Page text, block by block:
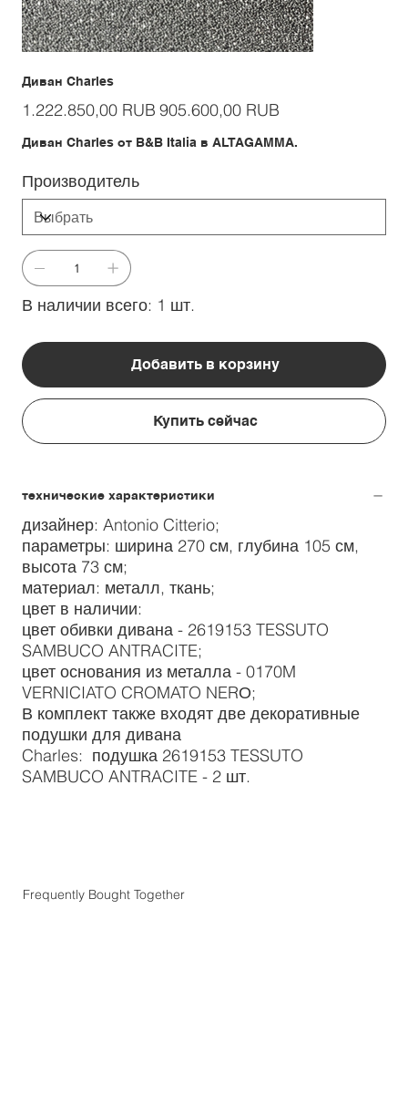
Диван Charles
Первоначальная
цена
1.222.850,00 RUB Спеццена
905.600,00 RUB
Диван Charles от B&B Italia в ALTAGAMMA.
Производитель
В наличии всего: 1 шт.
Добавить в корзину
Купить сейчас
технические характеристики
дизайнер: Antonio Citterio;
параметры: ширина 270 см, глубина 105 см,
высота 73 см;
материал: металл, ткань;
цвет в наличии:
цвет обивки дивана - 2619153 TESSUTO
SAMBUCO ANTRACITE;
цвет основания из металла - 0170M
VERNICIATO CROMATO NERО;
В комплект также входят две декоративные
подушки для дивана
Charles: подушка 2619153 TESSUTO
SAMBUCO ANTRACITE - 2 шт.
Frequently Bought Together